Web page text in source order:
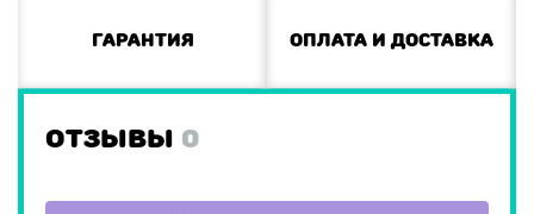
Гарантия Оплата и доставка
ОТЗЫВЫ 0